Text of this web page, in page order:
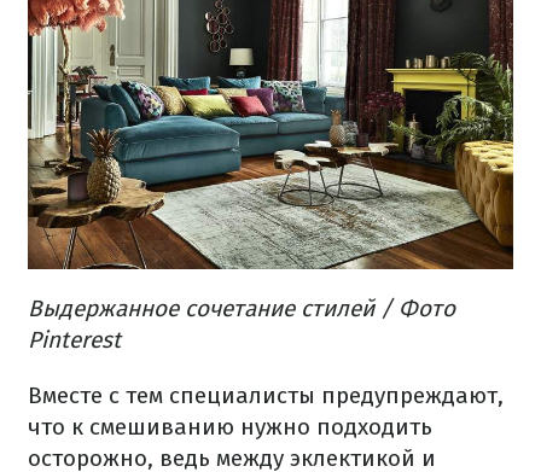
Выдержанное сочетание стилей/ Фото
Pinterest
Вместе с тем специалисты предупреждают,
что к смешиванию нужно подходить
осторожно, ведь между эклектикой и